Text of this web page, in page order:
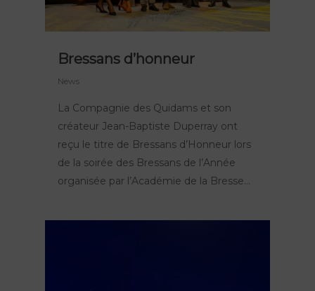
Bressans d’honneur
News
La Compagnie des Quidams et son
créateur Jean-Baptiste Duperray ont
reçu le titre de Bressans d’Honneur lors
de la soirée des Bressans de l’Année
organisée par l’Académie de la Bresse…